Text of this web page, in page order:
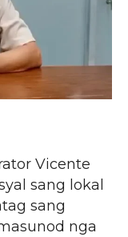
Vicente
sang lokal
sang
nga